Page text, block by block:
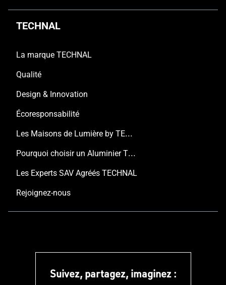
TECHNAL
La marque TECHNAL
Qualité
Design & Innovation
Écoresponsabilité
Les Maisons de Lumière by TECHNAL
Pourquoi choisir un Aluminier TECHNAL ?
Les Experts SAV Agréés TECHNAL
Rejoignez-nous
Suivez, partagez, imaginez :